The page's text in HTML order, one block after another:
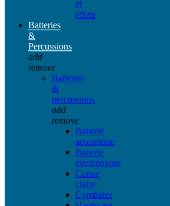
et
effets
Batteries
&
Percussions
add
remove
Batteries
&
percussions
add
remove
Batterie
acoustique
Batterie
electronique
Caisse
claire
Cymbales